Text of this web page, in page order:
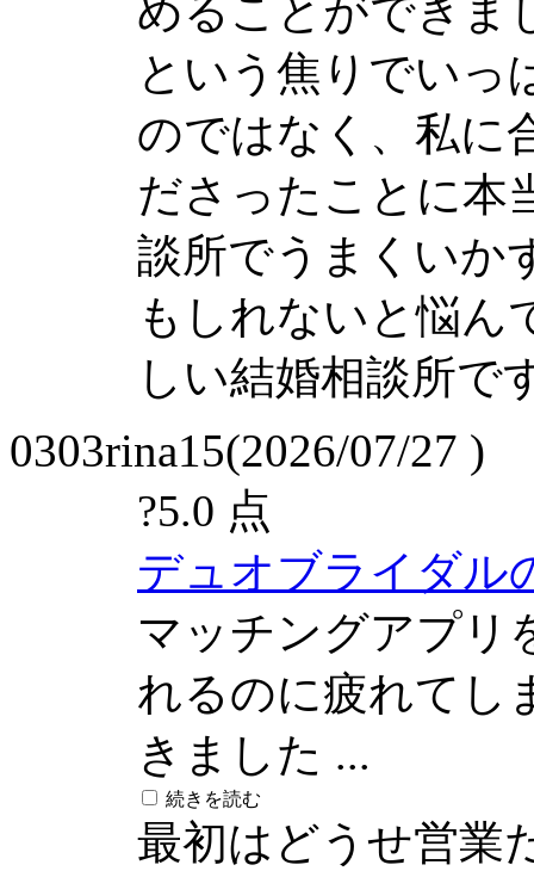
めることができま
という焦りでいっ
のではなく、私に
ださったことに本
談所でうまくいか
もしれないと悩ん
しい結婚相談所で
0303rina15(2026/07/27 )
?5.0 点
デュオブライダル
マッチングアプリ
れるのに疲れてし
きました ...
続きを読む
最初はどうせ営業